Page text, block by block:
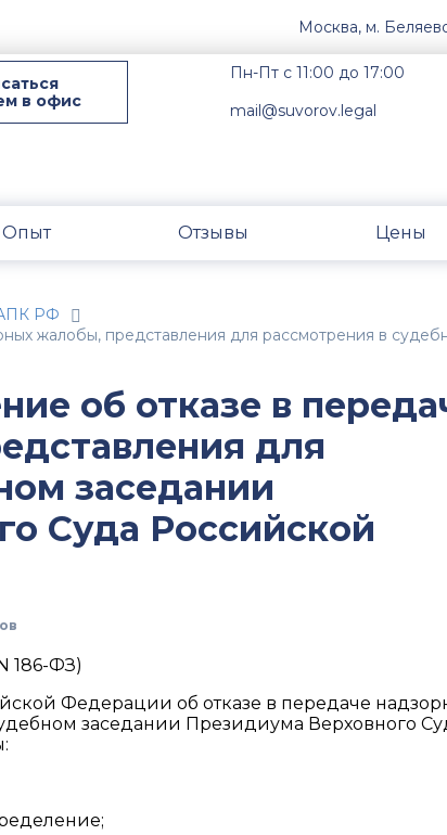
Москва, м.
в офис
Пн-Пт с 11:00 до 17:00
mail@suvorov.legal
Опыт Отзывы Цены
РФ
жалобы, представления для рассмотрения в
об отказе в
для
заседании
Суда Российской
186-ФЗ)
Федерации об отказе в передаче
заседании Президиума Верховного